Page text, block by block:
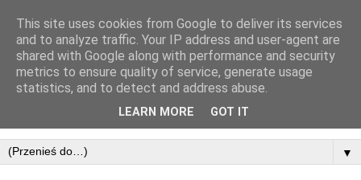
▼
This site uses cookies from Google to deliver its services
and to analyze traffic. Your IP address and user-agent are
shared with Google along with performance and security
metrics to ensure quality of service, generate usage
statistics, and to detect and address abuse.
LEARN MORE GOT IT